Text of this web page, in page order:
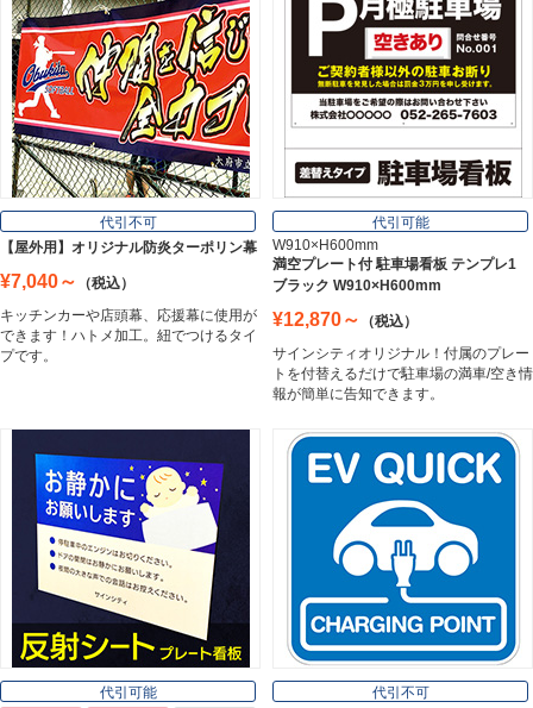
板材
Board
フレーム／看板枠
Frame
Magnet Sheet
インクジェットメディア
Inkjet Media
看板照明
Lighting Equipment
代引不可
【屋外用】オリジナル防炎ターポリン幕
¥7,040～
（税込）
キッチンカーや店頭幕、応援幕に使用が
できます！ハトメ加工。紐でつけるタイ
プです。
代引可能
W910×H600mm
満空プレート付 駐車場看板 テンプレ1
ブラック W910×H600mm
¥12,870～
（税込）
サインシティオリジナル！付属のプレー
トを付替えるだけで駐車場の満車/空き情
報が簡単に告知できます。
代引可能
代引不可